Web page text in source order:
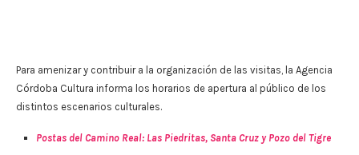
Para amenizar y contribuir a la organización de las visitas, la Agencia
Córdoba Cultura informa los horarios de apertura al público de los
distintos escenarios culturales.
Postas del Camino Real: Las Piedritas, Santa Cruz y Pozo del Tigre